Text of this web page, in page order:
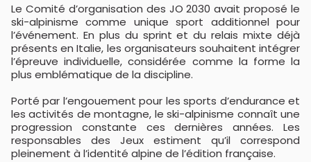
Le Comité d’organisation des JO 2030 avait proposé le
ski-alpinisme comme unique sport additionnel pour
l’événement. En plus du sprint et du relais mixte déjà
présents en Italie, les organisateurs souhaitent intégrer
l’épreuve individuelle, considérée comme la forme la
plus emblématique de la discipline.
Porté par l’engouement pour les sports d’endurance et
les activités de montagne, le ski-alpinisme connaît une
progression constante ces dernières années. Les
responsables des Jeux estiment qu’il correspond
pleinement à l’identité alpine de l’édition française.